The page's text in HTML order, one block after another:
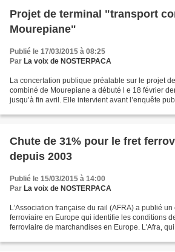
Projet de terminal "transport
Mourepiane"
Publié le 17/03/2015 à 08:25
Par La voix de NOSTERPACA
La concertation publique préalable sur le projet
combiné de Mourepiane a débuté l e 18 février
jusqu’à fin avril. Elle intervient avant l’enquête
Chute de 31% pour le fret
depuis 2003
Publié le 15/03/2015 à 14:00
Par La voix de NOSTERPACA
L’Association française du rail (AFRA) a publié
ferroviaire en Europe qui identifie les conditions
ferroviaire de marchandises en Europe. L'Afra,